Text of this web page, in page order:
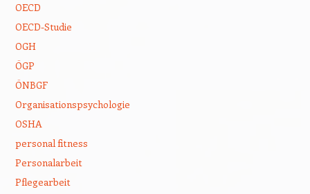
OECD
OECD-Studie
OGH
ÖGP
ÖNBGF
Organisationspsychologie
OSHA
personal fitness
Personalarbeit
Pflegearbeit